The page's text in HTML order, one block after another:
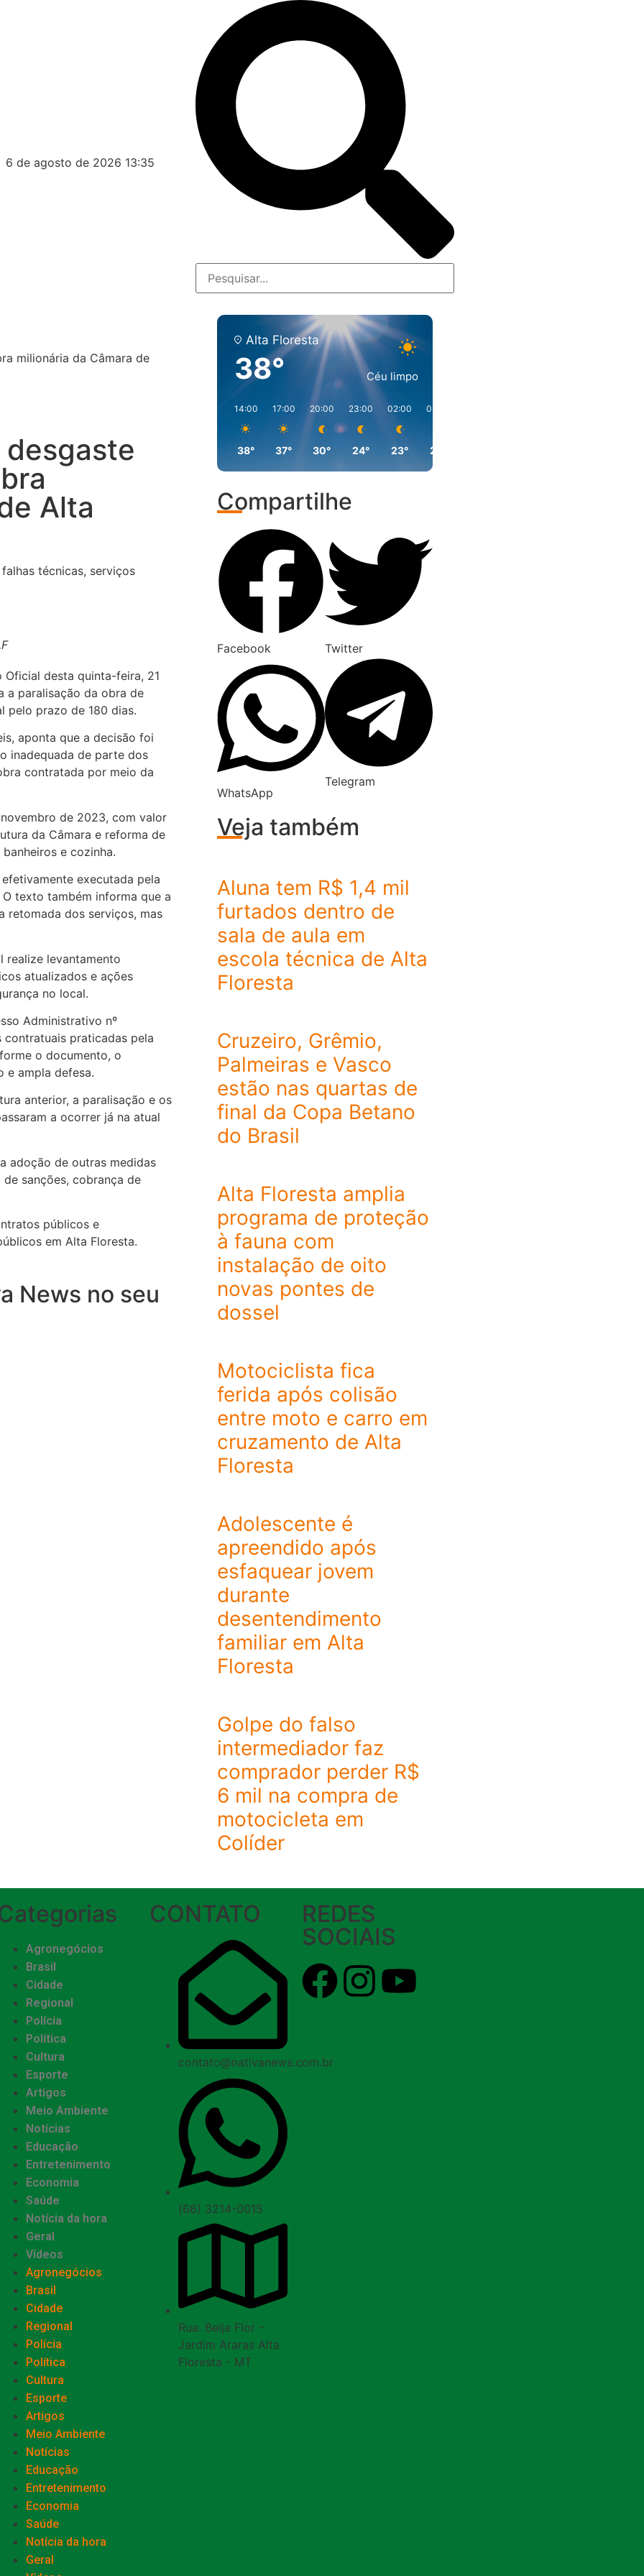
6 de agosto de 2026 13:35
milionária da Câmara de
Alta
técnicas, serviços
desta quinta-feira, 21
a paralisação da obra de
pelo prazo de 180 dias.
aponta que a decisão foi
inadequada de parte dos
contratada por meio da
de 2023, com valor
da Câmara e reforma de
e cozinha.
executada pela
texto também informa que a
retomada dos serviços, mas
realize levantamento
atualizados e ações
no local.
Administrativo nº
praticadas pela
o documento, o
e ampla defesa.
anterior, a paralisação e os
a ocorrer já na atual
adoção de outras medidas
sanções, cobrança de
públicos e
em Alta Floresta.
News no seu
Alta Floresta
38° Céu limpo
14:00
38°
17:00
37°
20:00
30°
23:00
24°
02:00
23°
05:00
22°
Compartilhe
Facebook Twitter
WhatsApp
Telegram
Veja também
Aluna tem R$ 1,4 mil
furtados dentro de
sala de aula em
escola técnica de Alta
Floresta
Cruzeiro, Grêmio,
Palmeiras e Vasco
estão nas quartas de
final da Copa Betano
do Brasil
Alta Floresta amplia
programa de proteção
à fauna com
instalação de oito
novas pontes de
dossel
Motociclista fica
ferida após colisão
entre moto e carro em
cruzamento de Alta
Floresta
Adolescente é
apreendido após
esfaquear jovem
durante
desentendimento
familiar em Alta
Floresta
Golpe do falso
intermediador faz
comprador perder R$
6 mil na compra de
motocicleta em
Colíder
Agronegócios
Brasil
Cidade
Regional
Polícia
Política
Cultura
Esporte
Artigos
Meio Ambiente
Notícias
Educação
Entretenimento
Economia
Saúde
Notícia da hora
Geral
Vídeos
Agronegócios
Brasil
Cidade
Regional
Polícia
Política
Cultura
Esporte
Artigos
Meio Ambiente
Notícias
Educação
Entretenimento
Economia
Saúde
Notícia da hora
Geral
CONTATO
contato@nativanews.com.br
(66) 3214-0015
Rua. Beija Flor -
Jardim Araras Alta
Floresta - MT
REDES
SOCIAIS